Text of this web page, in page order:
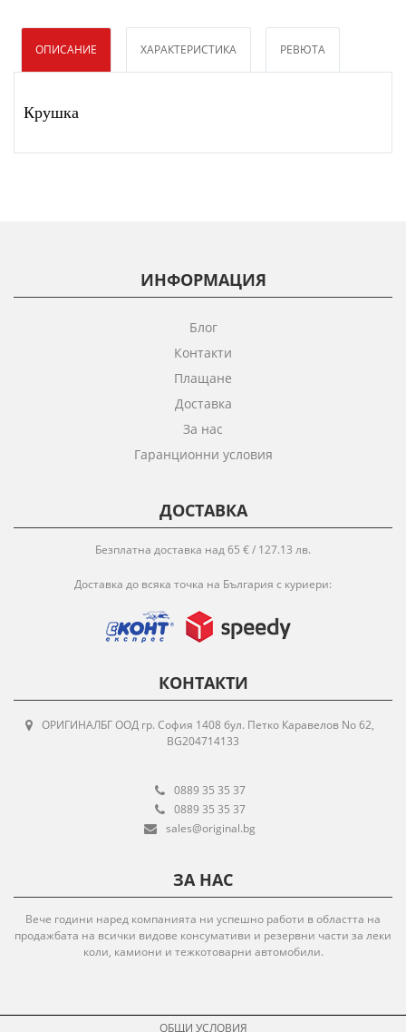
ОПИСАНИЕ ХАРАКТЕРИСТИКА РЕВЮТА
Крушка
ИНФОРМАЦИЯ
Блог
Контакти
Плащане
Доставка
За нас
Гаранционни условия
ДОСТАВКА
Безплатна доставка над 65 € / 127.13 лв.
Доставка до всяка точка на България с куриери:
КОНТАКТИ
ОРИГИНАЛБГ ООД гр. София 1408 бул. Петко Каравелов No 62,
BG204714133
0889 35 35 37
0889 35 35 37
sales@original.bg
ЗА НАС
Вече години наред компанията ни успешно работи в областта на
продажбата на всички видове консумативи и резервни части за леки
коли, камиони и тежкотоварни автомобили.
ОБЩИ УСЛОВИЯ